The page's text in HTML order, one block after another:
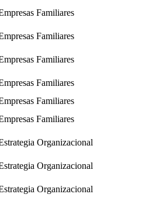
Familiares
Familiares
Familiares
Familiares
Familiares
Familiares
Organizacional
Organizacional
Organizacional